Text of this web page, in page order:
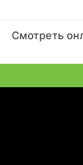
Смотреть